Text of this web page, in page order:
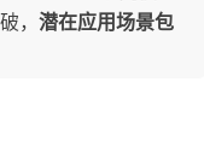
， 潜在应用场景包